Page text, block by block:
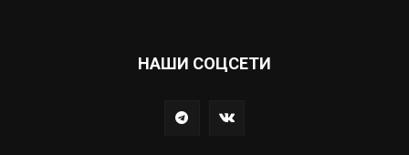
НАШИ СОЦСЕТИ